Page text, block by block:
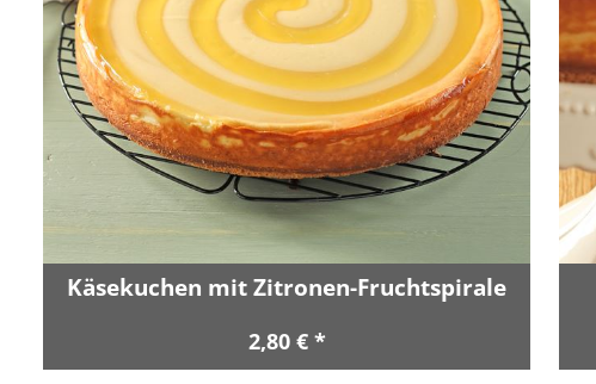
Käsekuchen mit Zitronen-Fruchtspirale
2,80 € *